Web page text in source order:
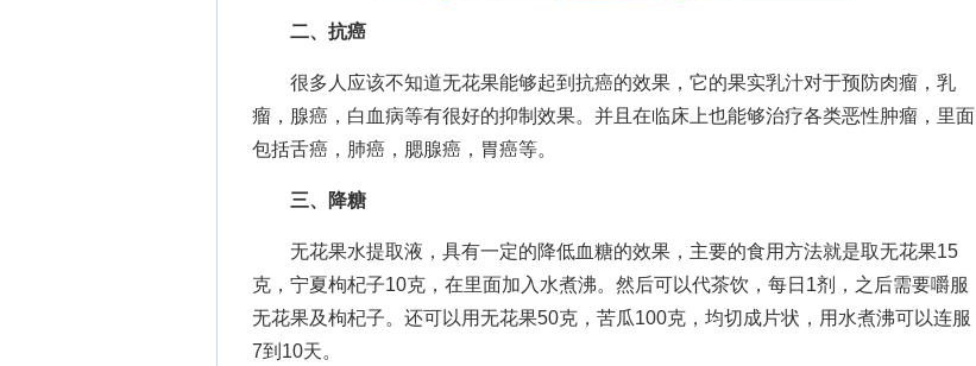
二、抗癌
很多人应该不知道无花果能够起到抗癌的效果，它的果实乳汁对于预防肉瘤，乳
瘤，腺癌，白血病等有很好的抑制效果。并且在临床上也能够治疗各类恶性肿瘤，里面
包括舌癌，肺癌，腮腺癌，胃癌等。
三、降糖
无花果水提取液，具有一定的降低血糖的效果，主要的食用方法就是取无花果15
克，宁夏枸杞子10克，在里面加入水煮沸。然后可以代茶饮，每日1剂，之后需要嚼服
无花果及枸杞子。还可以用无花果50克，苦瓜100克，均切成片状，用水煮沸可以连服
7到10天。